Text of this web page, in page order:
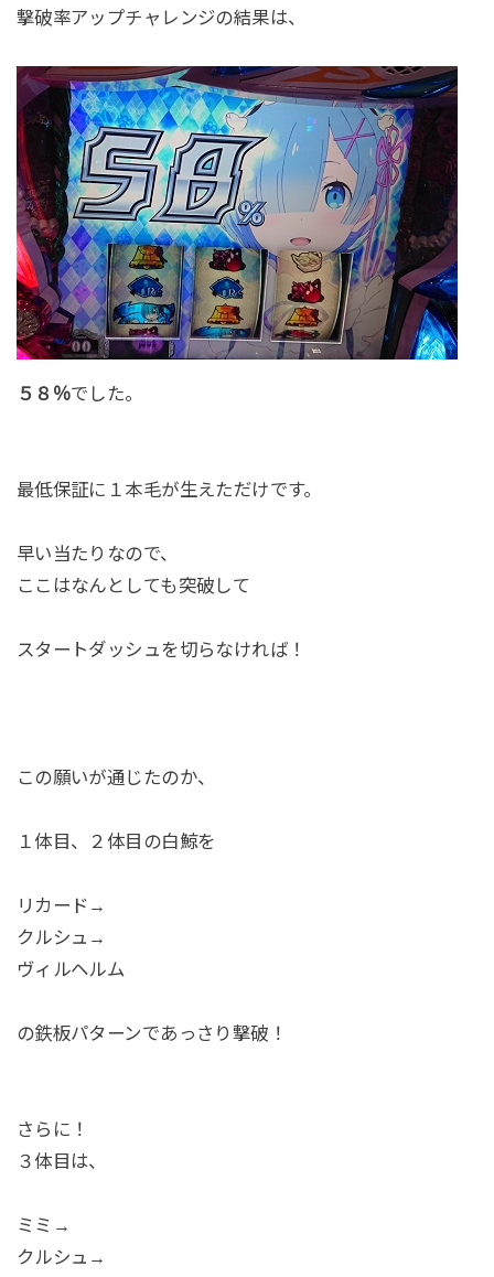
撃破率アップチャレンジの結果は、
５８％でした。
最低保証に１本毛が生えただけです。
早い当たりなので、
ここはなんとしても突破して
スタートダッシュを切らなければ！
この願いが通じたのか、
１体目、２体目の白鯨を
リカード→
クルシュ→
ヴィルヘルム
の鉄板パターンであっさり撃破！
さらに！
３体目は、
ミミ→
クルシュ→